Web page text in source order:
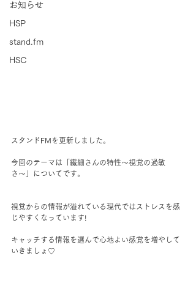
お知らせ
HSP
stand.fm
HSC
スタンドFMを更新しました。
今回のテーマは「繊細さんの特性〜視覚の過敏
さ〜」についてです。
視覚からの情報が溢れている現代ではストレスを感
じやすくなっています!
キャッチする情報を選んで心地よい感覚を増やして
いきましょ♡